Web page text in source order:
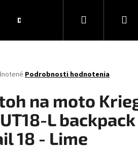
Darčekové poukážkyHľadať
Podrobnosti hodnotenia
na moto
L backpack
18 - Lime